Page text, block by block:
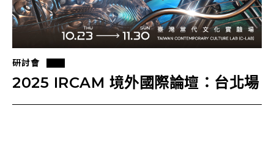
研討會
2025 IRCAM 境外國際論壇：台北場